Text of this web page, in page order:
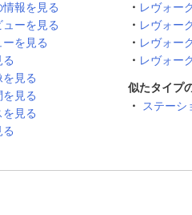
報を見る
ーを見る
を見る
見る
見る
見る
レヴォー
レヴォー
レヴォー
レヴォー
似たタイプ
ステーシ